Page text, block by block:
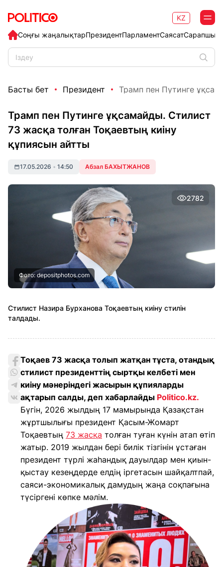
Соңғы жаңалықтарПрезидентПарламентСаясат
KZ
Басты бет Президент Трамп пен Путинге
Трамп пен Путинге ұқсамайды. Стилист
73 жасқа толған Тоқаевтың киіну
құпиясын айтты
17.05.2026 • 14:50 Абзал БАХЫТЖАНОВ
2782
Фото: depositphotos.com
Стилист Назира Бурханова Тоқаевтың киіну стилін
талдады.
Тоқаев 73 жасқа толып жатқан тұста, отандық
стилист президенттің сыртқы келбеті мен
киіну мәнеріндегі жасырын құпияларды
ақтарып салды, деп хабарлайды Politico.kz.
Бүгін, 2026 жылдың 17 мамырында Қазақстан
жұртшылығы президент Қасым-Жомарт
Тоқаевтың 73 жасқа толған туған күнін атап өтіп
жатыр. 2019 жылдан бері билік тізгінін ұстаған
президент түрлі жаһандық дауылдар мен қиын-
қыстау кезеңдерде елдің іргетасын шайқалтпай,
саяси-экономикалық дамудың жаңа соқпағына
түсіргені көпке мәлім.